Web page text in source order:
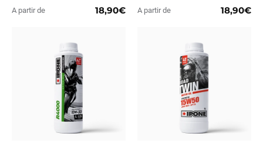
A partir de 18,90€ A partir de 18,90€